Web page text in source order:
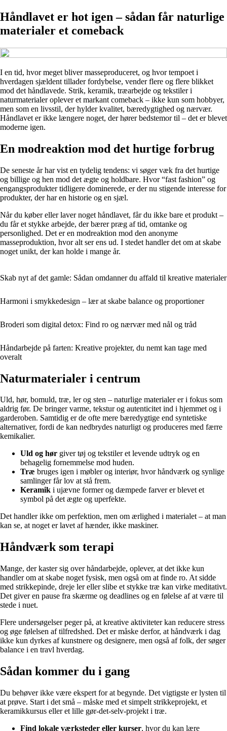
Håndlavet er hot igen – sådan får naturlige
materialer et comeback
I en tid, hvor meget bliver masseproduceret, og hvor tempoet i
hverdagen sjældent tillader fordybelse, vender flere og flere blikket
mod det håndlavede. Strik, keramik, træarbejde og tekstiler i
naturmaterialer oplever et markant comeback – ikke kun som hobbyer,
men som en livsstil, der hylder kvalitet, bæredygtighed og nærvær.
Håndlavet er ikke længere noget, der hører bedstemor til – det er blevet
moderne igen.
En modreaktion mod det hurtige forbrug
De seneste år har vist en tydelig tendens: vi søger væk fra det hurtige
og billige og hen mod det ægte og holdbare. Hvor “fast fashion” og
engangsprodukter tidligere dominerede, er der nu stigende interesse for
produkter, der har en historie og en sjæl.
Når du køber eller laver noget håndlavet, får du ikke bare et produkt –
du får et stykke arbejde, der bærer præg af tid, omtanke og
personlighed. Det er en modreaktion mod den anonyme
masseproduktion, hvor alt ser ens ud. I stedet handler det om at skabe
noget unikt, der kan holde i mange år.
Skab nyt af det gamle: Sådan omdanner du affald til kreative materialer
Harmoni i smykkedesign – lær at skabe balance og proportioner
Broderi som digital detox: Find ro og nærvær med nål og tråd
Håndarbejde på farten: Kreative projekter, du nemt kan tage med
overalt
Naturmaterialer i centrum
Uld, hør, bomuld, træ, ler og sten – naturlige materialer er i fokus som
aldrig før. De bringer varme, tekstur og autenticitet ind i hjemmet og i
garderoben. Samtidig er de ofte mere bæredygtige end syntetiske
alternativer, fordi de kan nedbrydes naturligt og produceres med færre
kemikalier.
Uld og hør giver tøj og tekstiler et levende udtryk og en
behagelig fornemmelse mod huden.
Træ bruges igen i møbler og interiør, hvor håndværk og synlige
samlinger får lov at stå frem.
Keramik i ujævne former og dæmpede farver er blevet et
symbol på det ægte og uperfekte.
Det handler ikke om perfektion, men om ærlighed i materialet – at man
kan se, at noget er lavet af hænder, ikke maskiner.
Håndværk som terapi
Mange, der kaster sig over håndarbejde, oplever, at det ikke kun
handler om at skabe noget fysisk, men også om at finde ro. At sidde
med strikkepinde, dreje ler eller slibe et stykke træ kan virke meditativt.
Det giver en pause fra skærme og deadlines og en følelse af at være til
stede i nuet.
Flere undersøgelser peger på, at kreative aktiviteter kan reducere stress
og øge følelsen af tilfredshed. Det er måske derfor, at håndværk i dag
ikke kun dyrkes af kunstnere og designere, men også af folk, der søger
balance i en travl hverdag.
Sådan kommer du i gang
Du behøver ikke være ekspert for at begynde. Det vigtigste er lysten til
at prøve. Start i det små – måske med et simpelt strikkeprojekt, et
keramikkursus eller et lille gør-det-selv-projekt i træ.
Find lokale værksteder eller kurser, hvor du kan lære